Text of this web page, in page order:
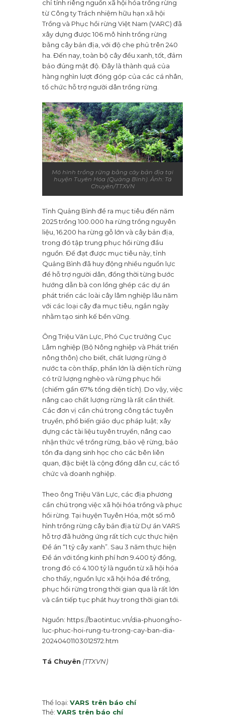
chỉ tính riêng nguồn xã hội hóa trồng rừng
từ Công ty Trách nhiệm hữu hạn xã hội
Trồng và Phục hồi rừng Việt Nam (VARC) đã
xây dựng được 106 mô hình trồng rừng
bằng cây bản địa, với độ che phủ trên 240
ha. Đến nay, toàn bộ cây đều xanh, tốt, đảm
bảo đúng mật độ. Đây là thành quả của
hàng nghìn lượt đóng góp của các cá nhân,
tổ chức hỗ trợ người dân trồng rừng.
Mô hình trồng rừng bằng cây bản địa tại
huyện Tuyên Hóa (Quảng Bình). Ảnh: Tá
Chuyên/TTXVN
Tỉnh Quảng Bình đề ra mục tiêu đến năm
2025 trồng 100.000 ha rừng trồng nguyên
liệu, 16.200 ha rừng gỗ lớn và cây bản địa,
trong đó tập trung phục hồi rừng đầu
nguồn. Để đạt được mục tiêu này, tỉnh
Quảng Bình đã huy động nhiều nguồn lực
để hỗ trợ người dân, đồng thời từng bước
hướng dẫn bà con lồng ghép các dự án
phát triển các loài cây lâm nghiệp lâu năm
với các loại cây đa mục tiêu, ngắn ngày
nhằm tạo sinh kế bền vững.
Ông Triệu Văn Lực, Phó Cục trưởng Cục
Lâm nghiệp (Bộ Nông nghiệp và Phát triển
nông thôn) cho biết, chất lượng rừng ở
nước ta còn thấp, phần lớn là diện tích rừng
có trữ lượng nghèo và rừng phục hồi
(chiếm gần 67% tổng diện tích). Do vậy, việc
nâng cao chất lượng rừng là rất cần thiết.
Các đơn vị cần chú trọng công tác tuyên
truyền, phổ biến giáo dục pháp luật; xây
dựng các tài liệu tuyên truyền, nâng cao
nhận thức về trồng rừng, bảo vệ rừng, bảo
tồn đa dạng sinh học cho các bên liên
quan, đặc biệt là cộng đồng dân cư, các tổ
chức và doanh nghiệp.
Theo ông Triệu Văn Lực, các địa phương
cần chú trọng việc xã hội hóa trồng và phục
hồi rừng. Tại huyện Tuyên Hóa, một số mô
hình trồng rừng cây bản địa từ Dự án VARS
hỗ trợ đã hưởng ứng rất tích cực thực hiện
Đề án “1 tỷ cây xanh”. Sau 3 năm thực hiện
Đề án với tổng kinh phí hơn 9.400 tỷ đồng,
trong đó có 4.100 tỷ là nguồn từ xã hội hóa
cho thấy, nguồn lực xã hội hóa để trồng,
phục hồi rừng trong thời gian qua là rất lớn
và cần tiếp tục phát huy trong thời gian tới.
Nguồn: https://baotintuc.vn/dia-phuong/no-
luc-phuc-hoi-rung-tu-trong-cay-ban-dia-
20240401103012572.htm
Tá Chuyên (TTXVN)
Thể loại: VARS trên báo chí
Thẻ: VARS trên báo chí